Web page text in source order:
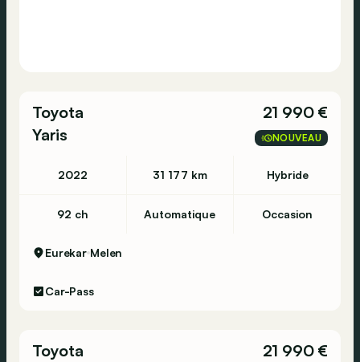
Toyota
Yaris
21 990 €
NOUVEAU
2022 31 177 km Hybride
92 ch Automatique Occasion
Eurekar Melen
Car-Pass
Toyota
21 990 €